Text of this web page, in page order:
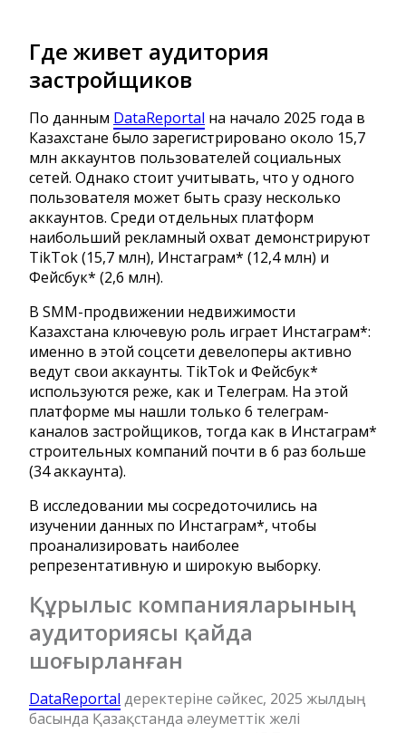
Где живет аудитория
застройщиков
По данным DataReportal на начало 2025 года в
Казахстане было зарегистрировано около 15,7
млн аккаунтов пользователей социальных
сетей. Однако стоит учитывать, что у одного
пользователя может быть сразу несколько
аккаунтов. Среди отдельных платформ
наибольший рекламный охват демонстрируют
TikTok (15,7 млн), Инстаграм* (12,4 млн) и
Фейсбук* (2,6 млн).
В SMM-продвижении недвижимости
Казахстана ключевую роль играет Инстаграм*:
именно в этой соцсети девелоперы активно
ведут свои аккаунты. TikTok и Фейсбук*
используются реже, как и Телеграм. На этой
платформе мы нашли только 6 телеграм-
каналов застройщиков, тогда как в Инстаграм*
строительных компаний почти в 6 раз больше
(34 аккаунта).
В исследовании мы сосредоточились на
изучении данных по Инстаграм*, чтобы
проанализировать наиболее
репрезентативную и широкую выборку.
Құрылыс компанияларының
аудиториясы қайда
шоғырланған
DataReportal деректеріне сәйкес, 2025 жылдың
басында Қазақстанда әлеуметтік желі